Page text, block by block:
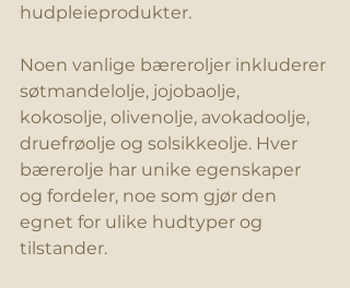
hudpleieprodukter.
Noen vanlige bæreroljer inkluderer
søtmandelolje, jojobaolje,
kokosolje, olivenolje, avokadoolje,
druefrøolje og solsikkeolje. Hver
bærerolje har unike egenskaper
og fordeler, noe som gjør den
egnet for ulike hudtyper og
tilstander.